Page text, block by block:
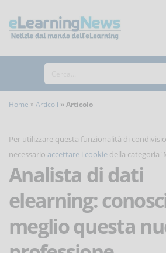
Home Articoli Articolo
Per utilizzare questa funzionalità di
necessario accettare i cookie della categoria
Analista di dati
elearning:
meglio questa